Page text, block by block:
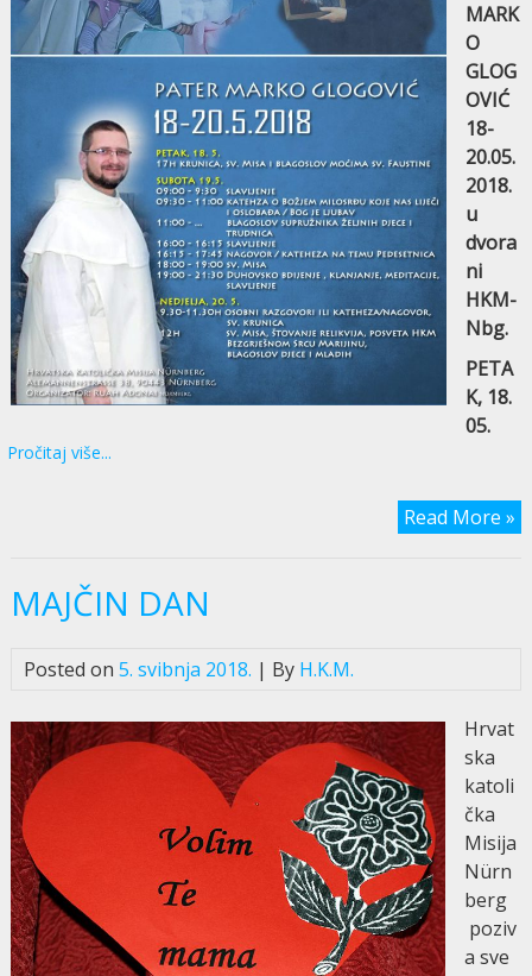
MARK
O
GLOG
OVIĆ
18-
20.05.
2018.
u
dvora
ni
HKM-
Nbg.
PETA
K, 18.
05.
Pročitaj više...
Read More »
MAJČIN DAN
Posted on 5. svibnja 2018. | By H.K.M.
Hrvat
ska
katoli
čka
Misija
Nürn
berg
poziv
a sve